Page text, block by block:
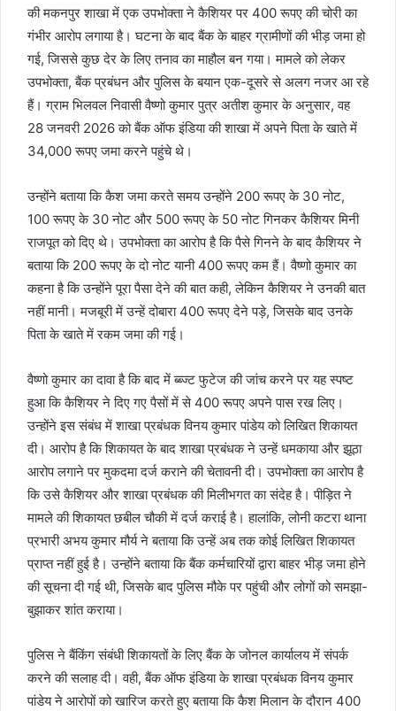
की मकनपुर शाखा में एक उपभोक्ता ने कैशियर पर 400 रूपए की चोरी का
गंभीर आरोप लगाया है। घटना के बाद बैंक के बाहर ग्रामीणों की भीड़ जमा हो
गई, जिससे कुछ देर के लिए तनाव का माहौल बन गया। मामले को लेकर
उपभोक्ता, बैंक प्रबंधन और पुलिस के बयान एक-दूसरे से अलग नजर आ रहे
हैं। ग्राम भिलवल निवासी वैष्णो कुमार पुत्र अतीश कुमार के अनुसार, वह
28 जनवरी 2026 को बैंक ऑफ इंडिया की शाखा में अपने पिता के खाते में
34,000 रूपए जमा करने पहुंचे थे।
उन्होंने बताया कि कैश जमा करते समय उन्होंने 200 रूपए के 30 नोट,
100 रूपए के 30 नोट और 500 रूपए के 50 नोट गिनकर कैशियर मिनी
राजपूत को दिए थे। उपभोक्ता का आरोप है कि पैसे गिनने के बाद कैशियर ने
बताया कि 200 रूपए के दो नोट यानी 400 रूपए कम हैं। वैष्णो कुमार का
कहना है कि उन्होंने पूरा पैसा देने की बात कही, लेकिन कैशियर ने उनकी बात
नहीं मानी। मजबूरी में उन्हें दोबारा 400 रूपए देने पड़े, जिसके बाद उनके
पिता के खाते में रकम जमा की गई।
वैष्णो कुमार का दावा है कि बाद में ब्ब्ज्ट फुटेज की जांच करने पर यह स्पष्ट
हुआ कि कैशियर ने दिए गए पैसों में से 400 रूपए अपने पास रख लिए।
उन्होंने इस संबंध में शाखा प्रबंधक विनय कुमार पांडेय को लिखित शिकायत
दी। आरोप है कि शिकायत के बाद शाखा प्रबंधक ने उन्हें धमकाया और झूठा
आरोप लगाने पर मुकदमा दर्ज कराने की चेतावनी दी। उपभोक्ता का आरोप है
कि उसे कैशियर और शाखा प्रबंधक की मिलीभगत का संदेह है। पीड़ित ने
मामले की शिकायत छबील चौकी में दर्ज कराई है। हालांकि, लोनी कटरा थाना
प्रभारी अभय कुमार मौर्य ने बताया कि उन्हें अब तक कोई लिखित शिकायत
प्राप्त नहीं हुई है। उन्होंने बताया कि बैंक कर्मचारियों द्वारा बाहर भीड़ जमा होने
की सूचना दी गई थी, जिसके बाद पुलिस मौके पर पहुंची और लोगों को समझा-
बुझाकर शांत कराया।
पुलिस ने बैंकिंग संबंधी शिकायतों के लिए बैंक के जोनल कार्यालय में संपर्क
करने की सलाह दी। वही, बैंक ऑफ इंडिया के शाखा प्रबंधक विनय कुमार
पांडेय ने आरोपों को खारिज करते हुए बताया कि कैश मिलान के दौरान 400